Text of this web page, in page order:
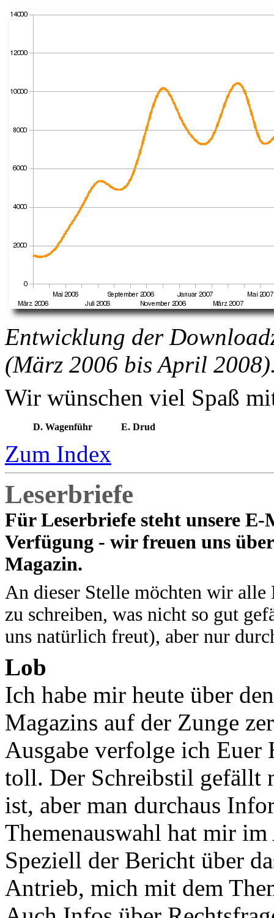
Entwicklung der
(März 2006 bis April
Wir wünschen viel Spaß
D. Wagenführ E. Drud
Zum Index
Leserbriefe
Für Leserbriefe steht unsere E-
Verfügung - wir freuen uns
Magazin.
An dieser Stelle möchten wir alle
zu schreiben, was nicht so gut
uns natürlich freut), aber nur
Lob
Ich habe mir heute über
Magazins auf der Zunge
Ausgabe verfolge ich Euer
toll. Der Schreibstil gefällt
ist, aber man durchaus
Themenauswahl hat mir
Speziell der Bericht über
Antrieb, mich mit dem